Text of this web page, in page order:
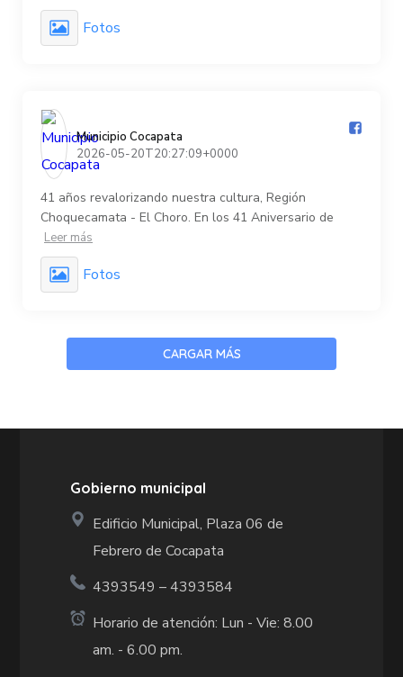
Fotos
Municipio Cocapata️
2026-05-20T20:27:09+0000
41 años revalorizando nuestra cultura, Región
Choquecamata - El Choro. En los 41 Aniversario de
Leer más
Fotos
CARGAR MÁS
Gobierno municipal
Edificio Municipal, Plaza 06 de
Febrero de Cocapata
4393549 – 4393584
Horario de atención: Lun - Vie: 8.00
am. - 6.00 pm.